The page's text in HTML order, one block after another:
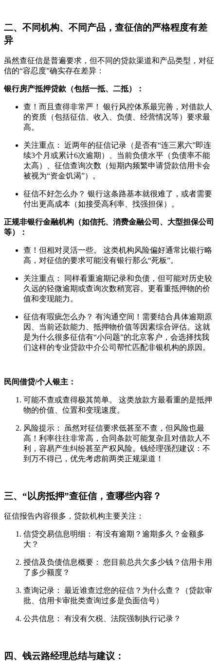
二、不同机构、不同产品，查征信的严格程度有差
异
虽然查征信是普遍要求，但不同的贷款渠道和产品类型，对征
信的“容忍度”确实存在差异：
银行房产抵押贷款（包括一抵、二抵）：
查！而且查得非常严！ 银行风控体系最完善，对借款人
的资质（包括征信、收入、负债、经营情况等）要求最
高。
关注重点： 近两年的征信记录（是否有“连三累六”即连
续3个月或累计6次逾期）、当前负债水平（负债率不能
太高）、征信查询次数（短期内频繁申请贷款信用卡会
被视为“资金饥渴”）。
征信不好怎么办？ 银行这条路基本就很难了，或者需要
付出更高成本（如接受高利率、找强担保）。
正规非银行金融机构（如信托、消费金融公司、大型担保公司
等）：
查！但相对灵活一些。 这类机构风险偏好通常比银行略
高，对征信的要求可能没有银行那么“死板”。
关注重点： 同样看重逾期记录和负债，但可能对历史较
久远的轻微逾期或查询次数稍宽容。更看重抵押物的价
值和变现能力。
征信有瑕疵怎么办？ 有沟通空间！需要结合具体逾期原
因、当前还款能力、抵押物价值等因素综合评估。这就
是为什么很多征信有“小问题”的北京客户，会选择找我
们这样的专业贷款中介公司帮忙匹配非银机构的原因。
民间借贷/个人银主：
可能不查或查得极其简单。 这类放款方最看重的是抵押
物的价值、位置和变现速度。
风险提示： 虽然对征信要求低甚至不查，但风险也最
高！利率往往非常高，合同条款可能复杂且对借款人不
利，容易产生纠纷甚至产权风险。钱经理强烈建议：不
到万不得已，优先考虑前两类正规渠道！
三、“以房抵押”查征信，查哪些内容？
征信报告内容很多，贷款机构主要关注：
信贷交易信息明细： 有没有逾期？逾期多久？金额多
大？
授信及负债信息概要： 您目前总共欠多少钱？信用卡用
了多少额度？
查询记录： 最近谁查过您的征信？为什么查？（贷款审
批、信用卡审批类查询过多是负面信号）
公共信息： 有没有欠税、法院强制执行记录？
四、钱云路经理总结与建议：